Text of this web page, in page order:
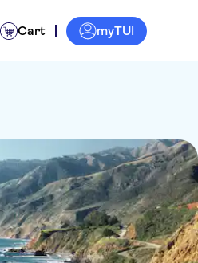
Cart myTUI